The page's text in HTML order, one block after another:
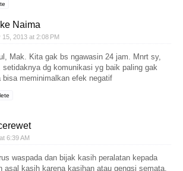
Naima
15, 2013 at 2:08 PM
Mak. Kita gak bs ngawasin 24 jam. Mnrt sy,
setidaknya dg komunikasi yg baik paling gak
bisa meminimalkan efek negatif
6:39 AM
waspada dan bijak kasih peralatan kepada
asal kasih karena kasihan atau gengsi semata.